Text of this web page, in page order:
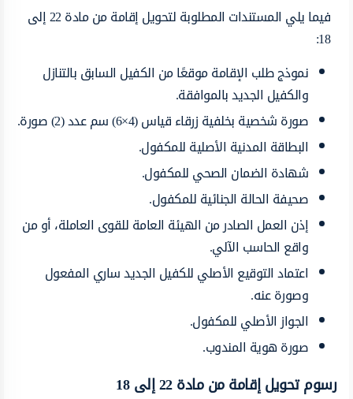
فيما يلي المستندات المطلوبة لتحويل إقامة من مادة 22 إلى
18:
نموذج طلب الإقامة موقعًا من الكفيل السابق بالتنازل
والكفيل الجديد بالموافقة.
صورة شخصية بخلفية زرقاء قياس (4×6) سم عدد (2) صورة.
البطاقة المدنية الأصلية للمكفول.
شهادة الضمان الصحي للمكفول.
صحيفة الحالة الجنائية للمكفول.
إذن العمل الصادر من الهيئة العامة للقوى العاملة، أو من
واقع الحاسب الآلي.
اعتماد التوقيع الأصلي للكفيل الجديد ساري المفعول
وصورة عنه.
الجواز الأصلي للمكفول.
صورة هوية المندوب.
رسوم تحويل إقامة من مادة 22 إلى 18